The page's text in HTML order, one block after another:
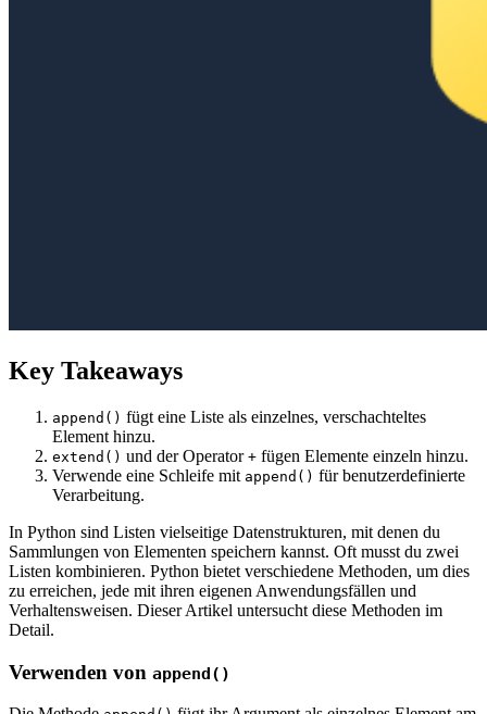
Key Takeaways
append() fügt eine Liste als einzelnes, verschachteltes
Element hinzu.
extend() und der Operator + fügen Elemente einzeln hinzu.
Verwende eine Schleife mit append() für benutzerdefinierte
Verarbeitung.
In Python sind Listen vielseitige Datenstrukturen, mit denen du
Sammlungen von Elementen speichern kannst. Oft musst du zwei
Listen kombinieren. Python bietet verschiedene Methoden, um dies
zu erreichen, jede mit ihren eigenen Anwendungsfällen und
Verhaltensweisen. Dieser Artikel untersucht diese Methoden im
Detail.
Verwenden von append()